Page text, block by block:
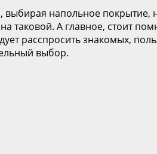
напольное
А главное, стоит
расспросить знакомых,
выбор.